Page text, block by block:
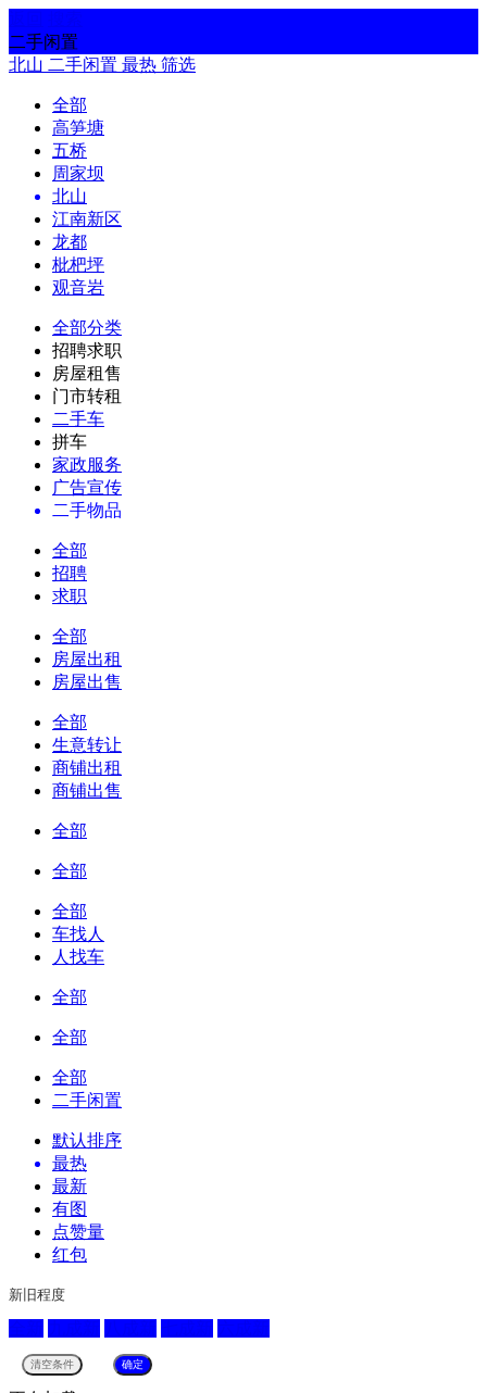
二手闲置
北山 二手闲置 最热 筛选
全部
高笋塘
五桥
周家坝
北山
江南新区
龙都
枇杷坪
观音岩
全部分类
招聘求职
房屋租售
门市转租
二手车
拼车
家政服务
广告宣传
二手物品
全部
招聘
求职
全部
房屋出租
房屋出售
全部
生意转让
商铺出租
商铺出售
全部
全部
全部
车找人
人找车
全部
全部
全部
二手闲置
默认排序
最热
最新
有图
点赞量
红包
新旧程度